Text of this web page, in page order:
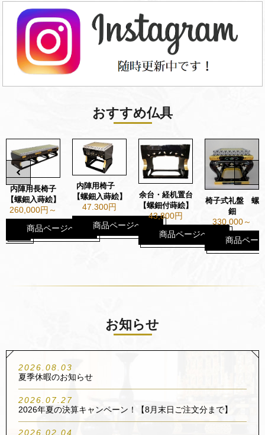
おすすめ仏具
内陣用長椅子
【螺鈿入蒔絵】
260,000円～
商品ページへ
内陣用椅子
【螺鈿入蒔絵】
47.300円
商品ページへ
余台・経机置台
【螺鈿付蒔絵】
43,800円
商品ページへ
椅子式礼盤 螺
鈿
330.000～
商品ペー
お知らせ
2026.08.03
夏季休暇のお知らせ
2026.07.27
2026年夏の決算キャンペーン！【8月末日ご注文分まで】
2026.02.04